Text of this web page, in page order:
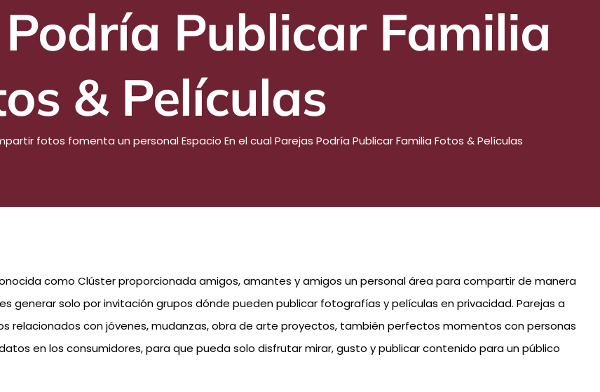
Publicar Familia
& Películas
fotos fomenta un personal Espacio En el cual Parejas Podría Publicar Familia Fotos & Películas
como Clúster proporcionada amigos, amantes y amigos un personal área para compartir de manera
generar solo por invitación grupos dónde pueden publicar fotografías y películas en privacidad. Parejas a
relacionados con jóvenes, mudanzas, obra de arte proyectos, también perfectos momentos con personas
en los consumidores, para que pueda solo disfrutar mirar, gusto y publicar contenido para un público